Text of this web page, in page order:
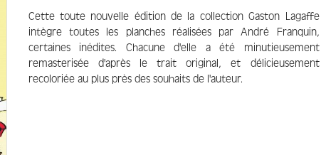
Cette toute nouvelle édition de la collection Gaston Lagaffe
intègre toutes les planches réalisées par André Franquin,
certaines inédites. Chacune d'elle a été minutieusement
remasterisée d'après le trait original, et délicieusement
recoloriée au plus près des souhaits de l'auteur.